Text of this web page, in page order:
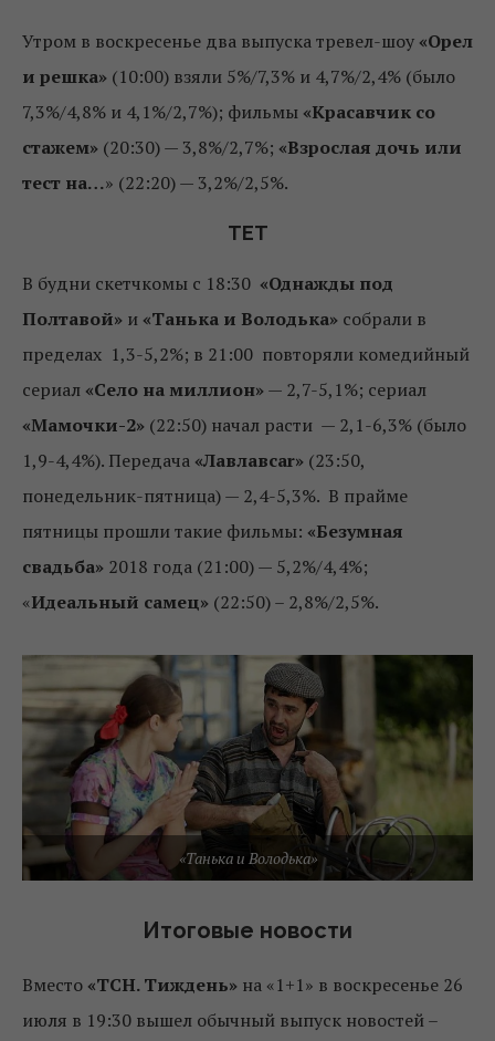
Утром в воскресенье два выпуска тревел-шоу «Орел
и решка» (10:00) взяли 5%/7,3% и 4,7%/2,4% (было
7,3%/4,8% и 4,1%/2,7%); фильмы «Красавчик со
стажем» (20:30) — 3,8%/2,7%; «Взрослая дочь или
тест на…» (22:20) — 3,2%/2,5%.
ТЕТ
В будни скетчкомы с 18:30 «Однажды под
Полтавой» и «Танька и Володька» собрали в
пределах 1,3-5,2%; в 21:00 повторяли комедийный
сериал «Село на миллион»— 2,7-5,1%; сериал
«Мамочки-2» (22:50) начал расти — 2,1-6,3% (было
1,9-4,4%). Передача «Лавлавcar» (23:50,
понедельник-пятница) — 2,4-5,3%. В прайме
пятницы прошли такие фильмы: «Безумная
свадьба» 2018 года (21:00) — 5,2%/4,4%;
«Идеальный самец» (22:50) – 2,8%/2,5%.
«Танька и Володька»
Итоговые новости
Вместо «ТСН. Тиждень» на «1+1» в воскресенье 26
июля в 19:30 вышел обычный выпуск новостей –